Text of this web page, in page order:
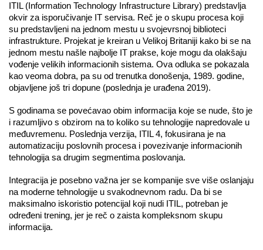
ITIL (Information Technology Infrastructure Library) predstavlja
okvir za isporučivanje IT servisa. Reč je o skupu procesa koji
su predstavljeni na jednom mestu u svojevrsnoj biblioteci
infrastrukture. Projekat je kreiran u Velikoj Britaniji kako bi se na
jednom mestu našle najbolje IT prakse, koje mogu da olakšaju
vođenje velikih informacionih sistema. Ova odluka se pokazala
kao veoma dobra, pa su od trenutka donošenja, 1989. godine,
objavljene još tri dopune (poslednja je urađena 2019).
S godinama se povećavao obim informacija koje se nude, što je
i razumljivo s obzirom na to koliko su tehnologije napredovale u
međuvremenu. Poslednja verzija, ITIL 4, fokusirana je na
automatizaciju poslovnih procesa i povezivanje informacionih
tehnologija sa drugim segmentima poslovanja.
Integracija je posebno važna jer se kompanije sve više oslanjaju
na moderne tehnologije u svakodnevnom radu. Da bi se
maksimalno iskoristio potencijal koji nudi ITIL, potreban je
određeni trening, jer je reč o zaista kompleksnom skupu
informacija.